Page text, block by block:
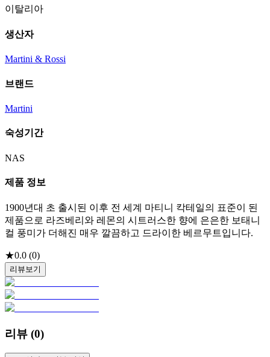
이탈리아
생산자
Martini & Rossi
브랜드
Martini
숙성기간
NAS
제품 정보
1900년대 초 출시된 이후 전 세계 마티니 칵테일의 표준이 된
제품으로 라즈베리와 레몬의 시트러스한 향에 은은한 보태니
컬 풍미가 더해진 매우 깔끔하고 드라이한 베르무트입니다.
★0.0 (0)
리뷰보기
리뷰 (0)